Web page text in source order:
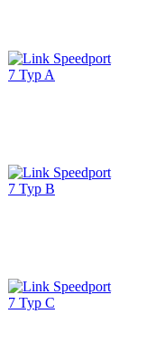
Speedport
7 Typ A
Speedport
7 Typ B
Speedport
7 Typ C